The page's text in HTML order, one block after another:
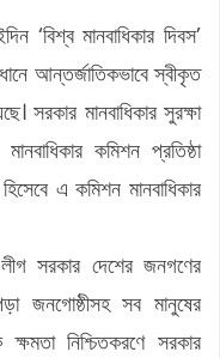
‘বিশ্ব মানবাধিকার দিবস’
আন্তর্জাতিকভাবে স্বীকৃত
সরকার মানবাধিকার সুরক্ষা
কমিশন প্রতিষ্ঠা
এ কমিশন মানবাধিকার
লীগ সরকার দেশের জনগণের
জনগোষ্ঠীসহ সব মানুষের
ক্ষমতা নিশ্চিতকরণে সরকার